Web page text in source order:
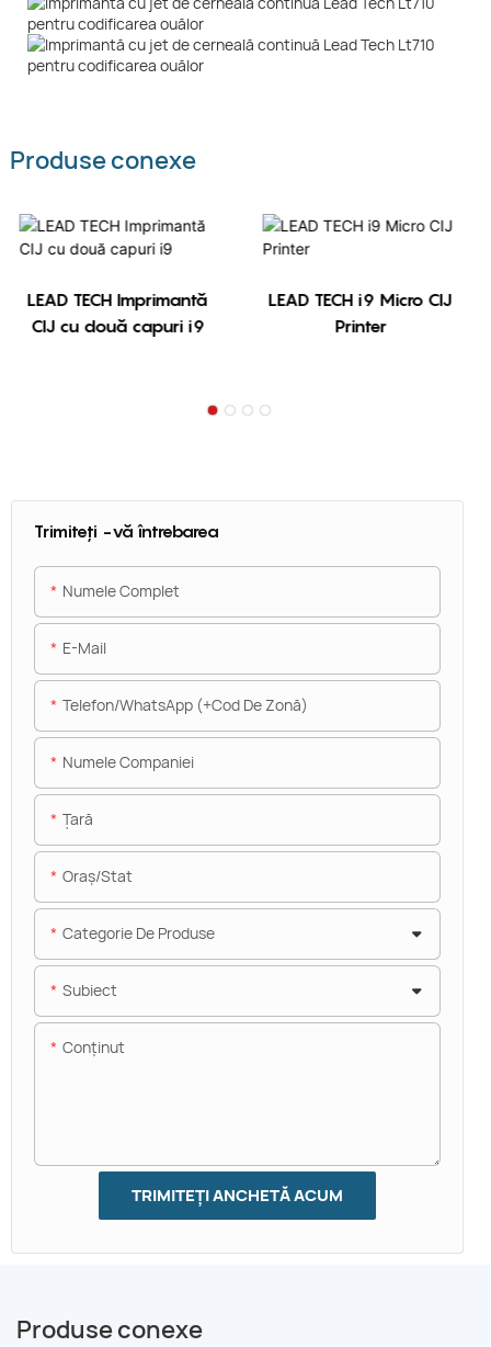
Produse conexe
LEAD TECH Imprimantă
CIJ cu două capuri i9
LEAD TECH i9 Micro CIJ
Printer
Trimiteți -vă întrebarea
Numele Complet
E-Mail
Telefon/WhatsApp (+Cod De Zonă)
Numele Companiei
Ţară
Oraș/stat
Categorie De Produse
Subiect
Conţinut
TRIMITEȚI ANCHETĂ ACUM
Produse conexe